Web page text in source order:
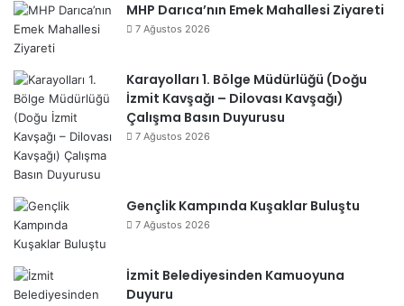
MHP Darıca’nın Emek Mahallesi Ziyareti
7 Ağustos 2026
Karayolları 1. Bölge Müdürlüğü (Doğu
İzmit Kavşağı – Dilovası Kavşağı)
Çalışma Basın Duyurusu
7 Ağustos 2026
Gençlik Kampında Kuşaklar Buluştu
7 Ağustos 2026
İzmit Belediyesinden Kamuoyuna
Duyuru